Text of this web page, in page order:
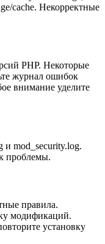
cache. Некорректные
PHP. Некоторые
журнал ошибок
внимание уделите
и mod_security.log.
проблемы.
правила.
модификаций.
установку